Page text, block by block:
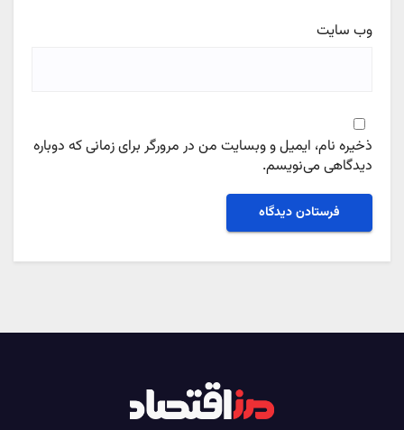
وب‌ سایت
ذخیره نام، ایمیل و وبسایت من در مرورگر برای زمانی که دوباره
دیدگاهی می‌نویسم.